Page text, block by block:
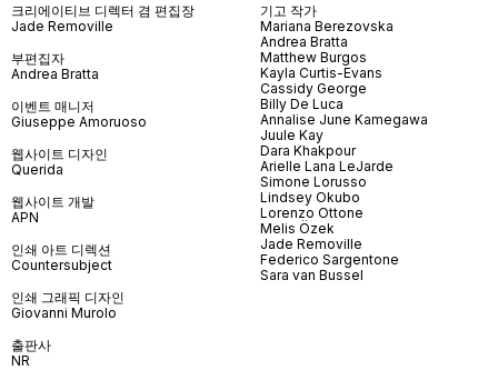
크리에이티브 디렉터 겸 편집장
Jade Removille
부편집자
Andrea Bratta
이벤트 매니저
Giuseppe Amoruoso
웹사이트 디자인
Querida
웹사이트 개발
APN
인쇄 아트 디렉션
Countersubject
인쇄 그래픽 디자인
Giovanni Murolo
출판사
NR
기고 작가
Mariana Berezovska
Andrea Bratta
Matthew Burgos
Kayla Curtis-Evans
Cassidy George
Billy De Luca
Annalise June Kamegawa
Juule Kay
Dara Khakpour
Arielle Lana LeJarde
Simone Lorusso
Lindsey Okubo
Lorenzo Ottone
Melis Özek
Jade Removille
Federico Sargentone
Sara van Bussel